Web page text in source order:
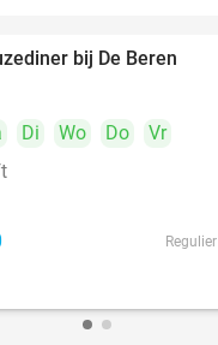
bij De Beren
Di Wo Do
Vr
Regulier